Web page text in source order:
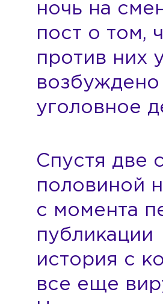
ночь на
пост о том,
против них
возбуждено
уголовное
Спустя две с
половиной
с момента
публикации
история с
все еще